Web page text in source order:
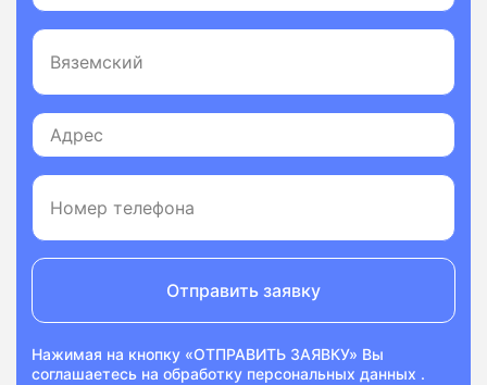
Отправить заявку
Нажимая на кнопку «ОТПРАВИТЬ ЗАЯВКУ» Вы
соглашаетесь на обработку персональных данных .